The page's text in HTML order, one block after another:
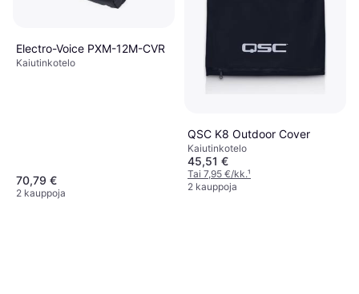
Electro-Voice PXM-12M-CVR
Kaiutinkotelo
70,79 €
2 kauppoja
QSC K8 Outdoor Cover
Kaiutinkotelo
45,51 €
Tai 7,95 €/kk.¹
2 kauppoja